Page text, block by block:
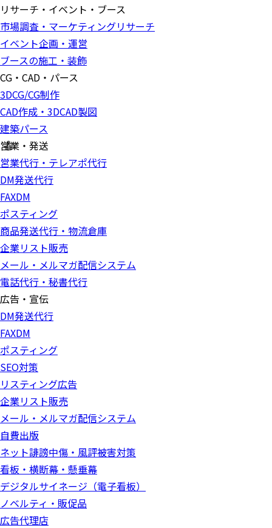
リサーチ・イベント・ブース
市場調査・マーケティングリサーチ
イベント企画・運営
ブースの施工・装飾
CG・CAD・パース
3DCG/CG制作
CAD作成・3DCAD製図
建築パース
営業・発送
営業代行・テレアポ代行
DM発送代行
FAXDM
ポスティング
商品発送代行・物流倉庫
企業リスト販売
メール・メルマガ配信システム
電話代行・秘書代行
広告・宣伝
DM発送代行
FAXDM
ポスティング
SEO対策
リスティング広告
企業リスト販売
メール・メルマガ配信システム
自費出版
ネット誹謗中傷・風評被害対策
看板・横断幕・懸垂幕
デジタルサイネージ（電子看板）
ノベルティ・販促品
広告代理店